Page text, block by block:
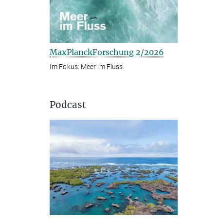
MaxPlanckForschung 2/2026
Im Fokus: Meer im Fluss
Podcast